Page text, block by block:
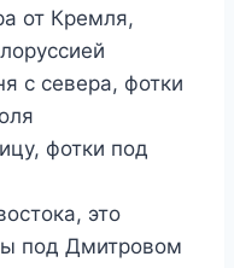
от Кремля,
с севера, фотки
фотки под
это
под Дмитровом